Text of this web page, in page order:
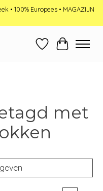
• 100% Europees • MAGAZIJN
Verlanglijst
met